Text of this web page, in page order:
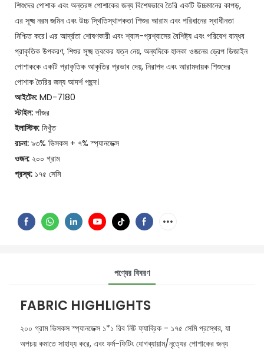
শিশুদের পোশাক এবং অন্তরঙ্গ পোশাকের জন্য বিশেষভাবে তৈরি একটি উচ্চমানের কাপড়,
এর সূক্ষ্ম নরম জমিন এবং উচ্চ স্থিতিস্থাপকতা শিশুর আরাম এবং পরিধানের স্বাধীনতা
নিশ্চিত করে। এর আর্দ্রতা শোষণকারী এবং শ্বাস-প্রশ্বাসের বৈশিষ্ট্য এবং পরিবেশ বান্ধব
প্রাকৃতিক উপকরণ, শিশুর সূক্ষ্ম ত্বকের যত্ন নেয়, অন্যদিকে হালকা ওজনের ড্রেপ ডিজাইন
পোশাককে একটি প্রাকৃতিক আকৃতির প্রভাব দেয়, নিরাপদ এবং আরামদায়ক শিশুদের
পোশাক তৈরির জন্য আদর্শ পছন্দ।
আইটেম: MD-7180
স্টাইল: পাঁজর
ইলাস্টিক: নিখুঁত
রচনা: ৯৩% ভিসকস + ৭% স্প্যানডেক্স
ওজন: ২০০ গ্রাম
প্রস্থ: ১৭৫ সেমি
পণ্যের বিবরণ
FABRIC HIGHLIGHTS
২০০ গ্রাম ভিসকস স্প্যানডেক্স ১*১ রিব নিট ফ্যাব্রিক - ১৭৫ সেমি প্রস্থের, যা
অপচয় কমাতে সাহায্য করে, এবং ফর্ম-ফিটিং যোগব্যায়াম/নৃত্যের পোশাকের জন্য